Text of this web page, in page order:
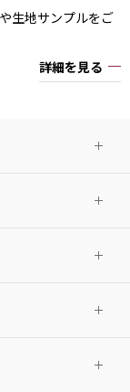
生地サンプルをご
詳細を見る